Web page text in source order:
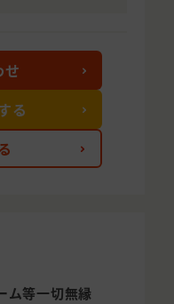
せ
る
ム等一切無縁